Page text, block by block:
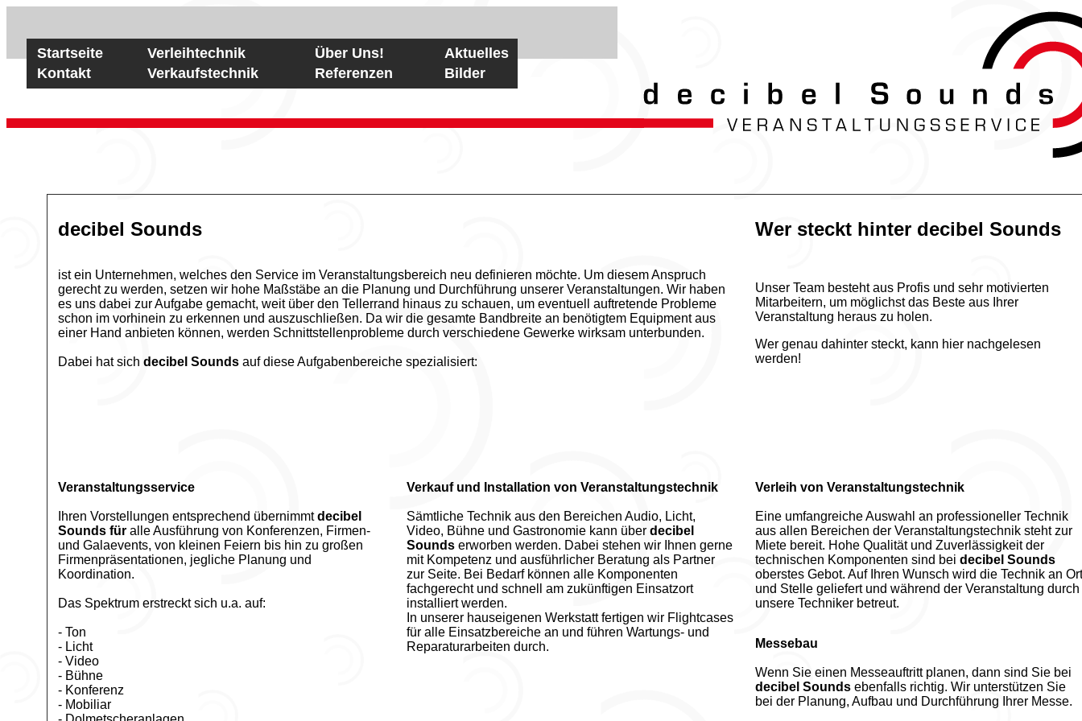
Startseite Verleihtechnik Über Uns!
Aktuelles
Kontakt
Verkaufstechnik Referenzen Bilder
decibel Sounds
ist ein Unternehmen, welches den Service im Veranstaltungsbereich neu definieren möchte. Um diesem Anspruch
gerecht zu werden, setzen wir hohe Maßstäbe an die Planung und Durchführung unserer Veranstaltungen. Wir haben
es uns dabei zur Aufgabe gemacht, weit über den Tellerrand hinaus zu schauen, um eventuell auftretende Probleme
schon im vorhinein zu erkennen und auszuschließen. Da wir die gesamte Bandbreite an benötigtem Equipment aus
einer Hand anbieten können, werden Schnittstellenprobleme durch verschiedene Gewerke wirksam unterbunden.
Dabei hat sich decibel Sounds auf diese Aufgabenbereiche spezialisiert:
Wer steckt hinter decibel Sounds
Unser Team besteht aus Profis und sehr motivierten
Mitarbeitern, um möglichst das Beste aus Ihrer
Veranstaltung heraus zu holen.
Wer genau dahinter steckt, kann hier nachgelesen
werden!
Veranstaltungsservice
Ihren Vorstellungen entsprechend übernimmtdecibel
Sounds für alle Ausführung von Konferenzen, Firmen-
und Galaevents, von kleinen Feiern bis hin zu großen
Firmenpräsentationen, jegliche Planung und
Koordination.
Das Spektrum erstreckt sich u.a. auf:
- Ton
- Licht
- Video
- Bühne
- Konferenz
- Mobiliar
Verkauf und Installation von Veranstaltungstechnik
Sämtliche Technik aus den Bereichen Audio, Licht,
Video, Bühne und Gastronomie kann über decibel
Sounds erworben werden. Dabei stehen wir Ihnen gerne
mit Kompetenz und ausführlicher Beratung als Partner
zur Seite. Bei Bedarf können alle Komponenten
fachgerecht und schnell am zukünftigen Einsatzort
installiert werden.
In unserer hauseigenen Werkstatt fertigen wir Flightcases
für alle Einsatzbereiche an und führen Wartungs- und
Reparaturarbeiten durch.
Verleih von Veranstaltungstechnik
Eine umfangreiche Auswahl an professioneller Technik
aus allen Bereichen der Veranstaltungstechnik steht zur
Miete bereit. Hohe Qualität und Zuverlässigkeit der
technischen Komponenten sind bei decibel Sounds
oberstes Gebot. Auf Ihren Wunsch wird die Technik an Ort
und Stelle geliefert und während der Veranstaltung durch
unsere Techniker betreut.
Messebau
Wenn Sie einen Messeauftritt planen, dann sind Sie bei
decibel Sounds ebenfalls richtig. Wir unterstützen Sie
bei der Planung, Aufbau und Durchführung Ihrer Messe.